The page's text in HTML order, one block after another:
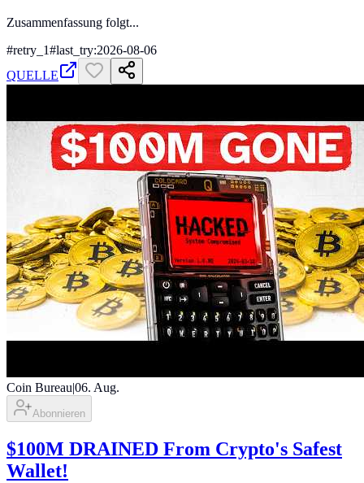
Zusammenfassung folgt...
#retry_1#last_try:2026-08-06
QUELLE
Coin Bureau|06. Aug.
Abonnieren
$100M DRAINED From Crypto's Safest
Wallet!